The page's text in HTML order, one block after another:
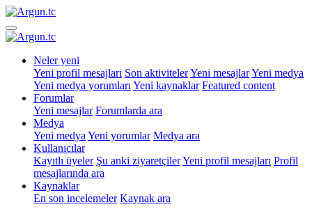
Neler yeni
Yeni profil mesajları Son aktivitelerYeni mesajlarYeni medya
Yeni medya yorumları Yeni kaynaklar Featured content
Forumlar
Yeni mesajlar Forumlarda ara
Medya
Yeni medya Yeni yorumlar Medya ara
Kullanıcılar
Kayıtlı üyeler Şu anki ziyaretçilerYeni profil mesajları Profil
mesajlarında ara
Kaynaklar
En son incelemeler Kaynak ara